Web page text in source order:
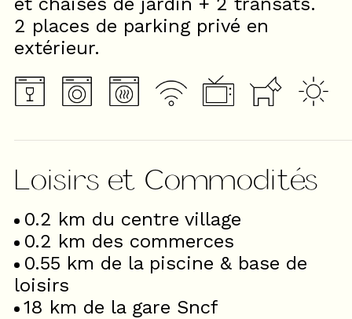
2 places de parking privé en
extérieur.
Loisirs et Commodités
0.2 km du centre village
0.2 km des commerces
0.55 km de la piscine & base de
loisirs
18 km de la gare Sncf